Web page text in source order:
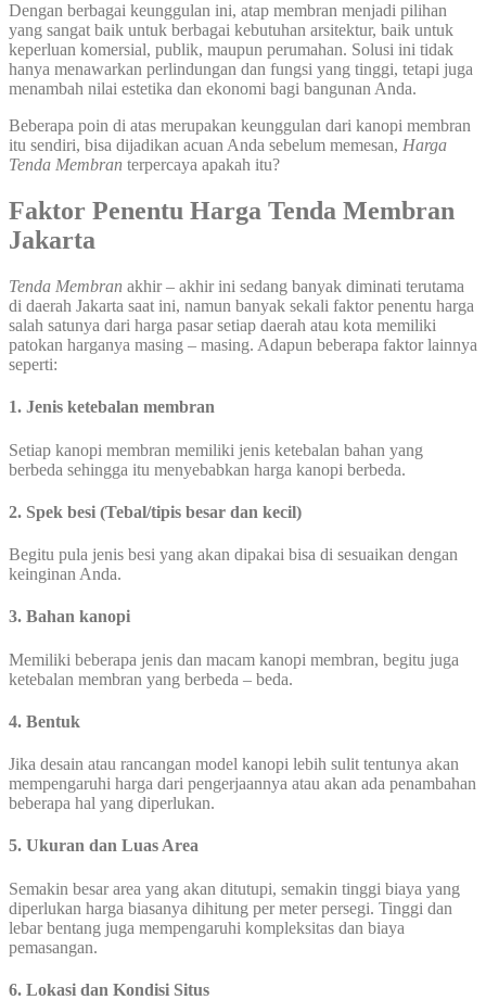
Dengan berbagai keunggulan ini, atap membran menjadi pilihan
yang sangat baik untuk berbagai kebutuhan arsitektur, baik untuk
keperluan komersial, publik, maupun perumahan. Solusi ini tidak
hanya menawarkan perlindungan dan fungsi yang tinggi, tetapi juga
menambah nilai estetika dan ekonomi bagi bangunan Anda.
Beberapa poin di atas merupakan keunggulan dari kanopi membran
itu sendiri, bisa dijadikan acuan Anda sebelum memesan, Harga
Tenda Membran terpercaya apakah itu?
Faktor Penentu Harga Tenda Membran
Jakarta
Tenda Membran akhir – akhir ini sedang banyak diminati terutama
di daerah Jakarta saat ini, namun banyak sekali faktor penentu harga
salah satunya dari harga pasar setiap daerah atau kota memiliki
patokan harganya masing – masing. Adapun beberapa faktor lainnya
seperti:
1. Jenis ketebalan membran
Setiap kanopi membran memiliki jenis ketebalan bahan yang
berbeda sehingga itu menyebabkan harga kanopi berbeda.
2. Spek besi (Tebal/tipis besar dan kecil)
Begitu pula jenis besi yang akan dipakai bisa di sesuaikan dengan
keinginan Anda.
3. Bahan kanopi
Memiliki beberapa jenis dan macam kanopi membran, begitu juga
ketebalan membran yang berbeda – beda.
4. Bentuk
Jika desain atau rancangan model kanopi lebih sulit tentunya akan
mempengaruhi harga dari pengerjaannya atau akan ada penambahan
beberapa hal yang diperlukan.
5. Ukuran dan Luas Area
Semakin besar area yang akan ditutupi, semakin tinggi biaya yang
diperlukan harga biasanya dihitung per meter persegi. Tinggi dan
lebar bentang juga mempengaruhi kompleksitas dan biaya
pemasangan.
6. Lokasi dan Kondisi Situs